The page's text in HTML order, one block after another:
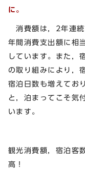
に。
消費額は，2年連続
年間消費支出額に相
しています。また，
の取り組みにより，
宿泊日数も増えてお
と，泊まってこそ気
います。
観光消費額，宿泊客
高！